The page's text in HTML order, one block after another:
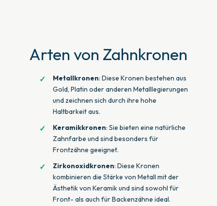
Arten von Zahnkronen
Metallkronen: Diese Kronen bestehen aus
Gold, Platin oder anderen Metalllegierungen
und zeichnen sich durch ihre hohe
Haltbarkeit aus.
Keramikkronen: Sie bieten eine natürliche
Zahnfarbe und sind besonders für
Frontzähne geeignet.
Zirkonoxidkronen: Diese Kronen
kombinieren die Stärke von Metall mit der
Ästhetik von Keramik und sind sowohl für
Front- als auch für Backenzähne ideal.